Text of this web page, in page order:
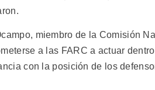
miembro de la Comisión
a las FARC a actuar
con la posición de los